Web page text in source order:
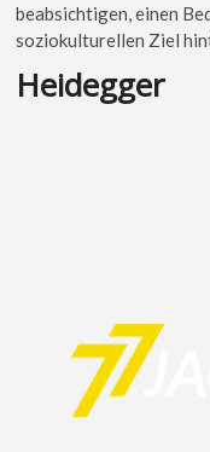
beabsichtigen, einen
soziokulturellen Ziel
Heidegger